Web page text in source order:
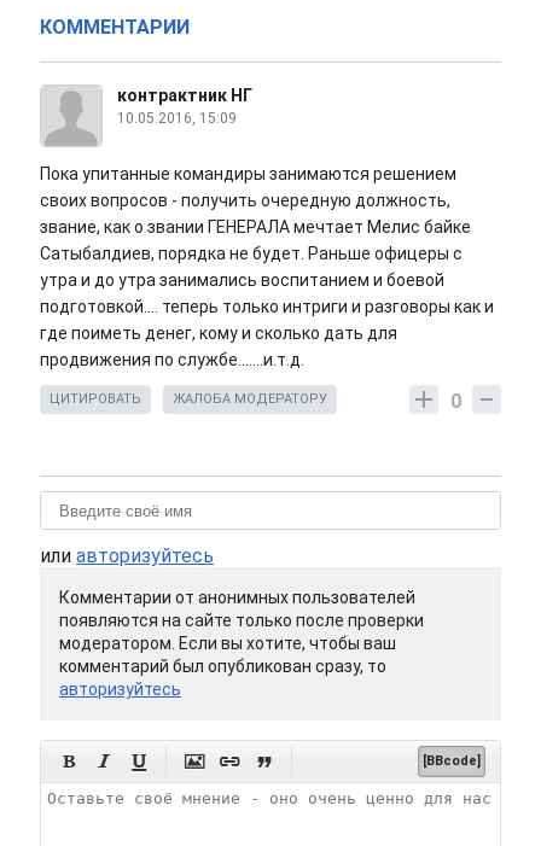
КОММЕНТАРИИ
контрактник НГ
10.05.2016, 15:09
Пока упитанные командиры занимаются решением
своих вопросов - получить очередную должность,
звание, как о звании ГЕНЕРАЛА мечтает Мелис байке
Сатыбалдиев, порядка не будет. Раньше офицеры с
утра и до утра занимались воспитанием и боевой
подготовкой.... теперь только интриги и разговоры как и
где поиметь денег, кому и сколько дать для
продвижения по службе.......и.т.д.
0
ЦИТИРОВАТЬ ЖАЛОБА МОДЕРАТОРУ
или авторизуйтесь
Комментарии от анонимных пользователей
появляются на сайте только после проверки
модератором. Если вы хотите, чтобы ваш
комментарий был опубликован сразу, то
авторизуйтесь
      [BBcode]